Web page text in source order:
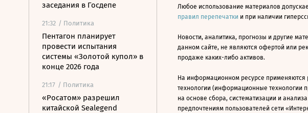
заседания в Госдепе
21:32 / Политика
Пентагон планирует
провести испытания
системы «Золотой купол» в
конце 2026 года
21:17 / Политика
«Росатом» разрешил
китайской Sealegend
Любое использование материалов
правил перепечатки и при наличии
Новости, аналитика, прогнозы и другие
данном сайте, не являются офертой или
продаже каких-либо активов.
На информационном ресурсе применяются
технологии (информационные технологии
на основе сбора, систематизации и
предпочтениям пользователей сети